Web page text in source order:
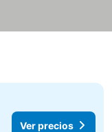
Ver precios